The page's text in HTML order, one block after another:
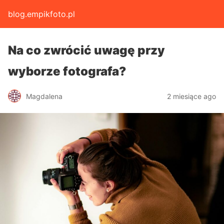
blog.empikfoto.pl
Na co zwrócić uwagę przy
wyborze fotografa?
Magdalena 2 miesiące ago